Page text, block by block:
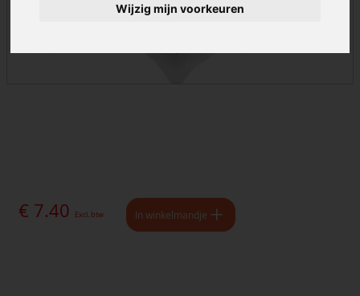
Wijzig mijn voorkeuren
€ 7.40 Excl. btw In winkelmandje